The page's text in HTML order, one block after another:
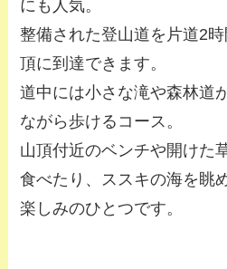
にも人気。
整備された登山道を片道2
頂に到達できます。
道中には小さな滝や森林道
ながら歩けるコース。
山頂付近のベンチや開けた
食べたり、ススキの海を眺
楽しみのひとつです。